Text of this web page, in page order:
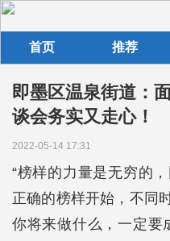
首页 推荐
即墨区温泉街道：
谈会务实又走心！
2022-05-14 17:31
“榜样的力量是无穷的
正确的榜样开始，不
你将来做什么，一定要